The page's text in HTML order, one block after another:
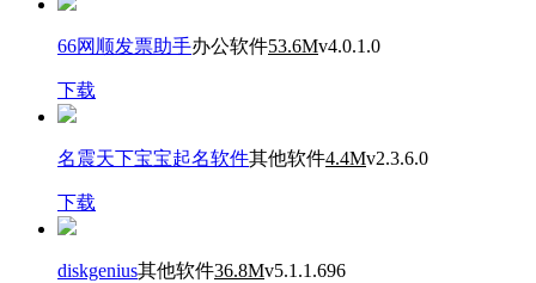
66网顺发票助手办公软件53.6Mv4.0.1.0
下载
名震天下宝宝起名软件其他软件4.4Mv2.3.6.0
下载
diskgenius其他软件36.8Mv5.1.1.696